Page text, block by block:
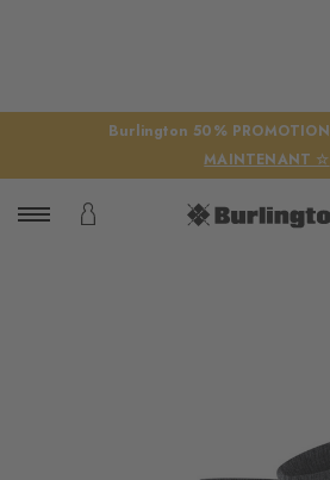
Burlington 50% PROMOTION
MAINTENANT ☆